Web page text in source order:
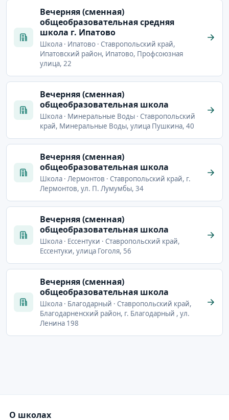
Вечерняя (сменная)
общеобразовательная средняя
школа г. Ипатово
Школа · Ипатово · Ставропольский край,
Ипатовский район, Ипатово, Профсоюзная
улица, 22
Вечерняя (сменная)
общеобразовательная школа
Школа · Минеральные Воды · Ставропольский
край, Минеральные Воды, улица Пушкина, 40
Вечерняя (сменная)
общеобразовательная школа
Школа · Лермонтов · Ставропольский край, г.
Лермонтов, ул. П. Лумумбы, 34
Вечерняя (сменная)
общеобразовательная школа
Школа · Ессентуки · Ставропольский край,
Ессентуки, улица Гоголя, 56
Вечерняя (сменная)
общеобразовательная школа
Школа · Благодарный · Ставропольский край,
Благодарненский район, г. Благодарный , ул.
Ленина 198
О школах